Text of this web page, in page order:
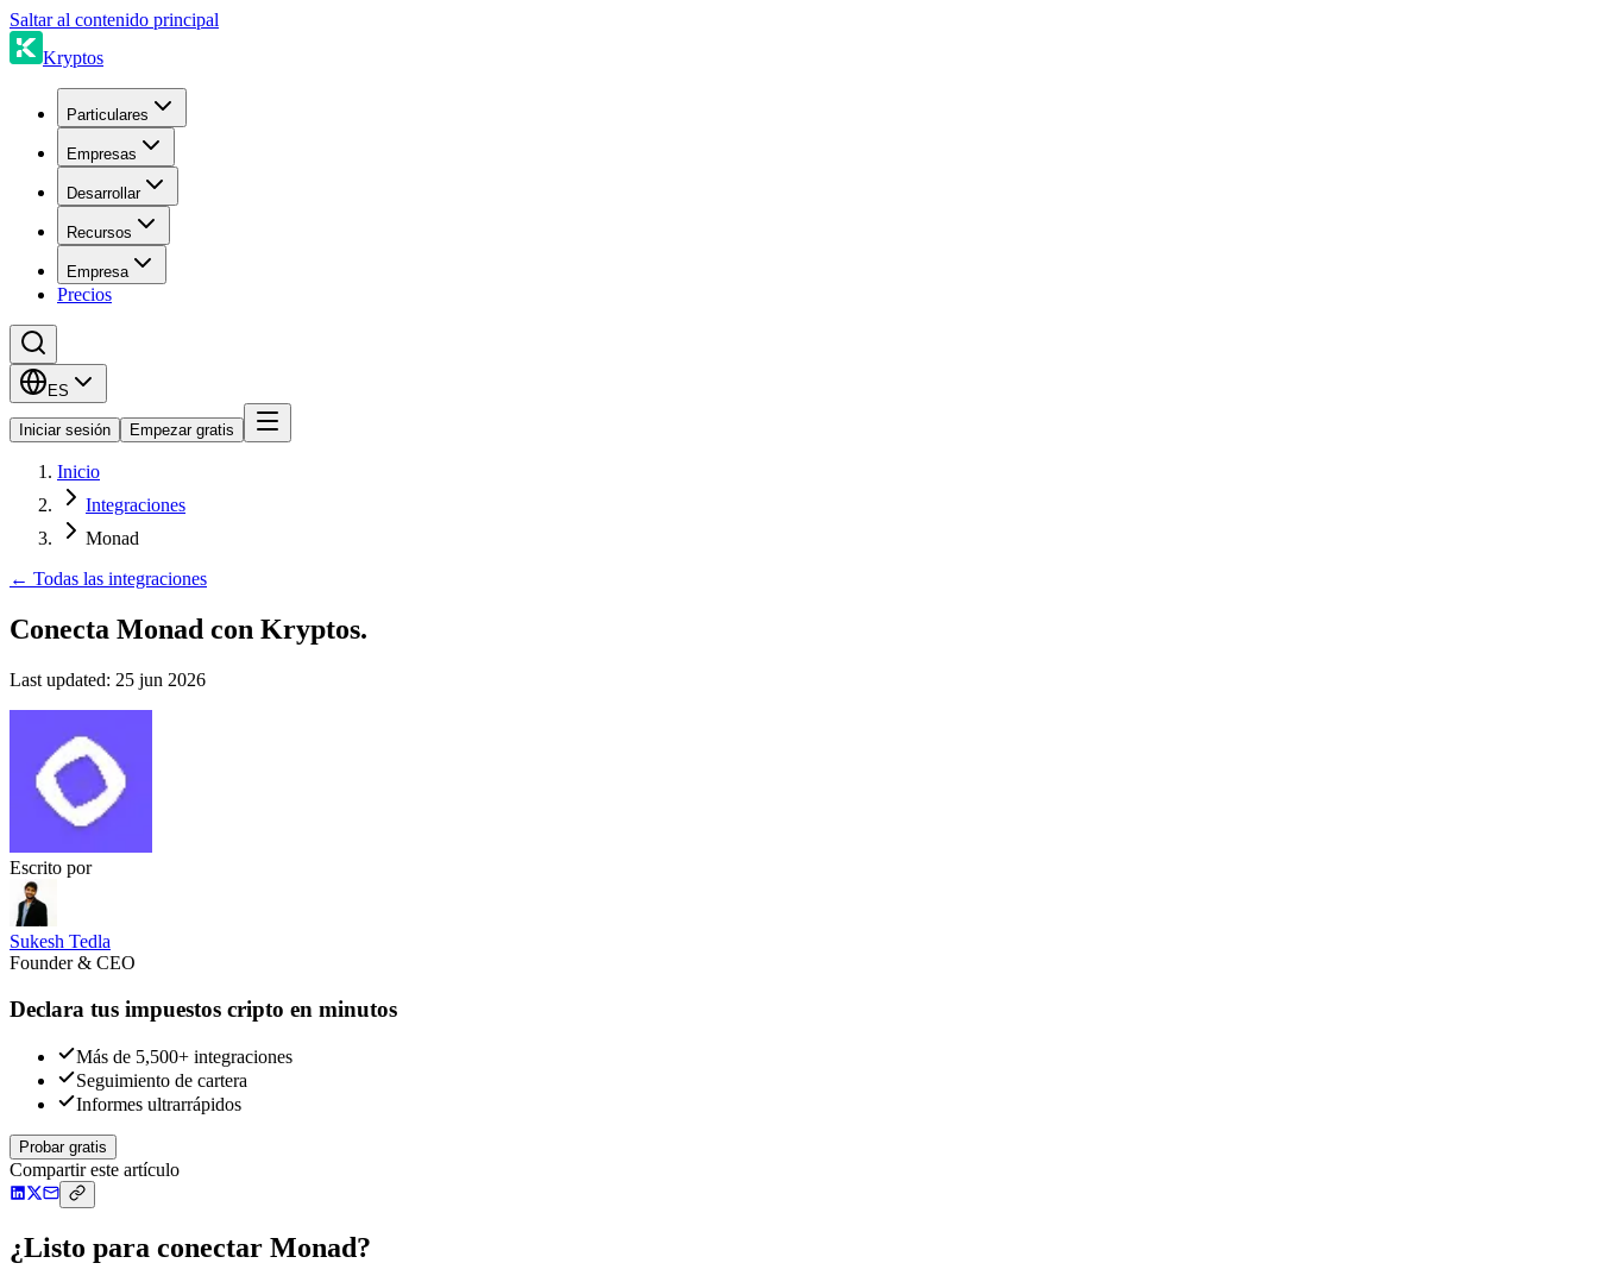
Saltar al contenido principal
Kryptos
Particulares
Empresas
Desarrollar
Recursos
Empresa
Precios
ES
Iniciar sesión Empezar gratis
Inicio
Integraciones
Monad
← Todas las integraciones
Conecta Monad con Kryptos.
Last updated: 25 jun 2026
Escrito por
Sukesh Tedla
Founder & CEO
Declara tus impuestos cripto en minutos
Más de 5,500+ integraciones
Seguimiento de cartera
Informes ultrarrápidos
Probar gratis
Compartir este artículo
¿Listo para conectar Monad?